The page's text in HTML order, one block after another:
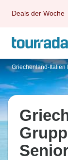
Deals der Woche
Griechenland-Italien